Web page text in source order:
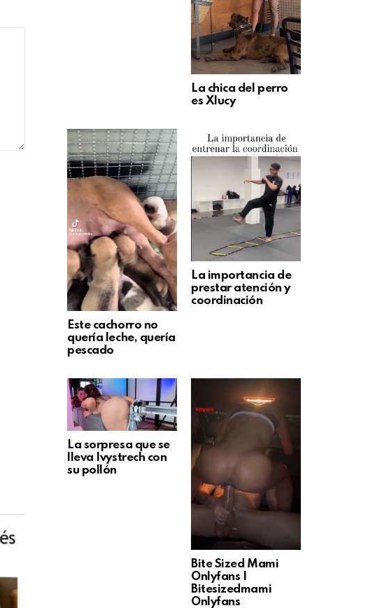
La chica del perro
es Xlucy
Este cachorro no
quería leche, quería
pescado
La importancia de
prestar atención y
coordinación
La sorpresa que se
lleva Ivystrech con
su pollón
Bite Sized Mami
Onlyfans |
Bitesizedmami
Onlyfans